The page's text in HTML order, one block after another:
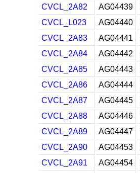
CVCL_2A82
AG04439
CVCL_L023
AG04440
CVCL_2A83
AG04441
CVCL_2A84
AG04442
CVCL_2A85
AG04443
CVCL_2A86
AG04444
CVCL_2A87
AG04445
CVCL_2A88
AG04446
CVCL_2A89
AG04447
CVCL_2A90
AG04453
CVCL_2A91
AG04454